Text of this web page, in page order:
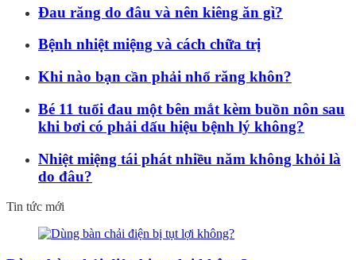
Đau răng do đâu và nên kiêng ăn gì?
Bệnh nhiệt miệng và cách chữa trị
Khi nào bạn cần phải nhổ răng khôn?
Bé 11 tuổi đau một bên mắt kèm buồn nôn sau
khi bơi có phải dấu hiệu bệnh lý không?
Nhiệt miệng tái phát nhiều năm không khỏi là
do đâu?
Tin tức mới